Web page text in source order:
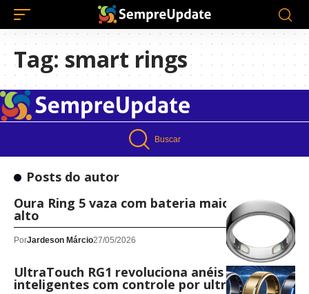
Tag: smart rings
Buscar
Posts do autor
Oura Ring 5 vaza com bateria maior e preço
alto
PorJardeson Márcio27/05/2026
UltraTouch RG1 revoluciona anéis
inteligentes com controle por ultrassom